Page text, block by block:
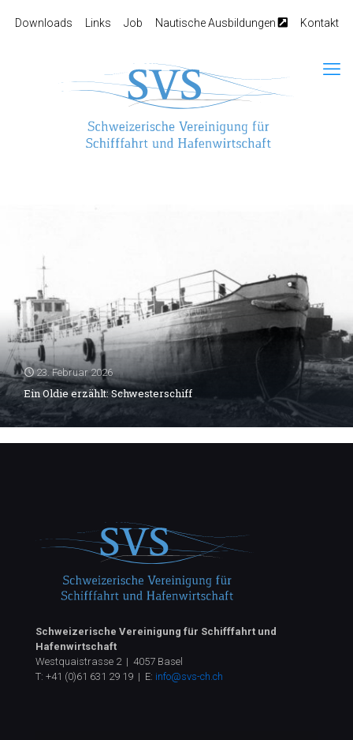
Downloads Links Job Nautische Ausbildungen Kontakt
23. Februar 2026
Ein Oldie erzählt: Schwesterschiff
Schweizerische Vereinigung für Schifffahrt und
Hafenwirtschaft
Westquaistrasse 2 | 4057 Basel
T: +41 (0)61 631 29 19 | E: info@svs-ch.ch